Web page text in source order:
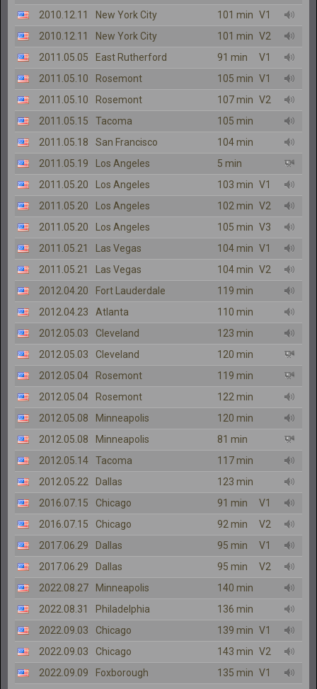
2010.12.11
New York City 101 min V1
2010.12.11
New York City 101 min V2
2011.05.05
East Rutherford 91 min
V1
2011.05.10
Rosemont 105 min V1
2011.05.10
Rosemont 107 min V2
2011.05.15
Tacoma
105 min
2011.05.18
San Francisco
104 min
2011.05.19
Los Angeles
5 min
2011.05.20
Los Angeles 103 min V1
2011.05.20
Los Angeles 102 min V2
2011.05.20
Los Angeles 105 min V3
2011.05.21
Las Vegas 104 min V1
2011.05.21
Las Vegas 104 min V2
2012.04.20
Fort Lauderdale
119 min
2012.04.23
Atlanta
110 min
2012.05.03
Cleveland
123 min
2012.05.03
Cleveland
120 min
2012.05.04
Rosemont
119 min
2012.05.04
Rosemont
122 min
2012.05.08
Minneapolis
120 min
2012.05.08
Minneapolis
81 min
2012.05.14
Tacoma
117 min
2012.05.22
Dallas
123 min
2016.07.15
Chicago 91 min
V1
2016.07.15
Chicago 92 min
V2
2017.06.29
Dallas 95 min
V1
2017.06.29
Dallas 95 min
V2
2022.08.27
Minneapolis
140 min
2022.08.31
Philadelphia
136 min
2022.09.03
Chicago 139 min V1
2022.09.03
Chicago 143 min V2
2022.09.09
Foxborough 135 min V1